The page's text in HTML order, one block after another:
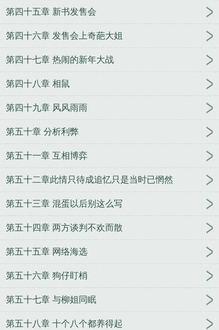
第四十五章 新书发售会
第四十六章 发售会上奇葩大姐
第四十七章 热闹的新年大战
第四十八章 相鼠
第四十九章 风风雨雨
第五十章 分析利弊
第五十一章 互相博弈
第五十二章此情只待成追忆只是当时已惘然
第五十三章 混蛋以后别这么写
第五十四章 两方谈判不欢而散
第五十五章 网络海选
第五十六章 狗仔盯梢
第五十七章 与柳姐同眠
第五十八章 十个八个都养得起